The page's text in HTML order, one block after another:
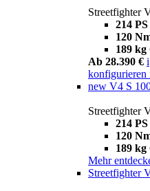
Streetfighter
214 PS
120
189 kg
Ab 28.390 € i
konfigurieren
new V4 S
Streetfighter
214 PS
120
189 kg
Mehr
Streetfighter